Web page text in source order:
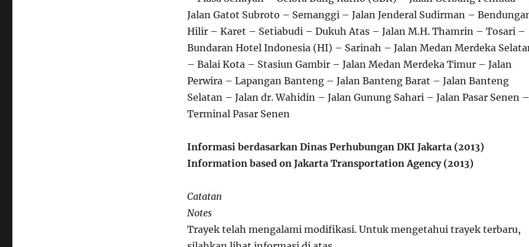
Jalan Gatot Subroto – Semanggi – Jalan Jenderal Sudirman –
Hilir – Karet – Setiabudi – Dukuh Atas – Jalan M.H. Thamrin – Tosari –
Bundaran Hotel Indonesia (HI) – Sarinah – Jalan Medan Merdeka
– Balai Kota – Stasiun Gambir – Jalan Medan Merdeka Timur – Jalan
Perwira – Lapangan Banteng – Jalan Banteng Barat – Jalan Banteng
Selatan – Jalan dr. Wahidin – Jalan Gunung Sahari – Jalan Pasar Senen –
Terminal Pasar Senen
Informasi berdasarkan Dinas Perhubungan DKI Jakarta (2013)
Information based on Jakarta Transportation Agency (2013)
Catatan
Notes
Trayek telah mengalami modifikasi. Untuk mengetahui trayek terbaru,